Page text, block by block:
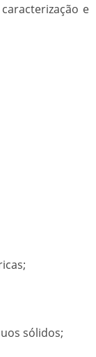
e
sólidos;